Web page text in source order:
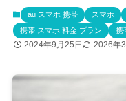
au スマホ 携帯 スマホ
携帯 スマホ 料金 プラン
携
2024年9月25日 2026年